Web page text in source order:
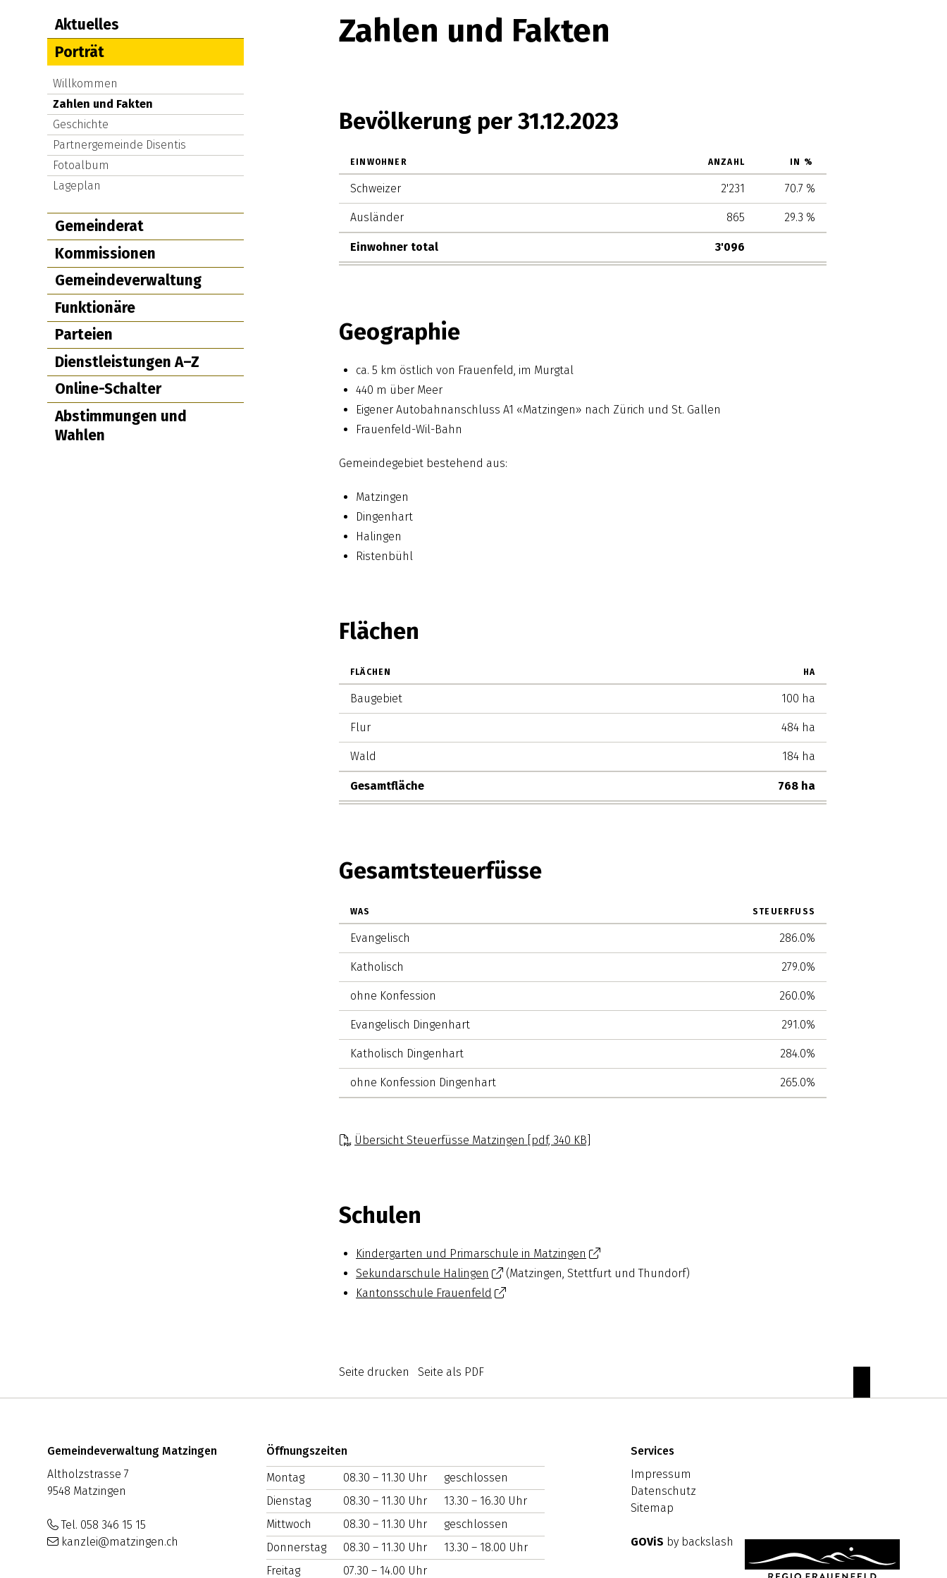
Subnav: Politik & Verwaltung
Aktuelles
Porträt
Willkommen
Zahlen und Fakten
Geschichte
Partnergemeinde Disentis
Fotoalbum
Lageplan
Gemeinderat
Kommissionen
Gemeindeverwaltung
Funktionäre
Parteien
Dienstleistungen A–Z
Online-Schalter
Abstimmungen und
Wahlen
Zahlen und Fakten
Bevölkerung per 31.12.2023
EINWOHNER ANZAHL IN %
Schweizer 2'231 70.7 %
Ausländer 865 29.3 %
Einwohner total 3'096
Geographie
ca. 5 km östlich von Frauenfeld, im Murgtal
440 m über Meer
Eigener Autobahnanschluss A1 «Matzingen» nach Zürich und St. Gallen
Frauenfeld-Wil-Bahn
Gemeindegebiet bestehend aus:
Matzingen
Dingenhart
Halingen
Ristenbühl
Flächen
FLÄCHEN HA
Baugebiet 100 ha
Flur 484 ha
Wald 184 ha
Gesamtfläche 768 ha
Gesamtsteuerfüsse
WAS STEUERFUSS
Evangelisch 286.0%
Katholisch 279.0%
ohne Konfession 260.0%
Evangelisch Dingenhart 291.0%
Katholisch Dingenhart 284.0%
ohne Konfession Dingenhart 265.0%
Übersicht Steuerfüsse Matzingen [pdf, 340 KB]
Schulen
Kindergarten und Primarschule in Matzingen
Sekundarschule Halingen
(Matzingen, Stettfurt und Thundorf)
Kantonsschule Frauenfeld
Seite drucken Seite als PDF
Footer
Adresse
Gemeindeverwaltung Matzingen
Altholzstrasse 7
9548 Matzingen
Tel. 058 346 15 15
kanzlei@matzingen.ch
Öffnungszeiten
WOCHENTAG VORMITTAG NACHMITTAG
Montag 08.30 – 11.30 Uhr
geschlossen
Dienstag 08.30 – 11.30 Uhr
13.30 – 16.30 Uhr
Mittwoch 08.30 – 11.30 Uhr
geschlossen
Donnerstag 08.30 – 11.30 Uhr
13.30 – 18.00 Uhr
Freitag 07.30 – 14.00 Uhr
Services
Impressum
Datenschutz
Sitemap
GOViS by backslash